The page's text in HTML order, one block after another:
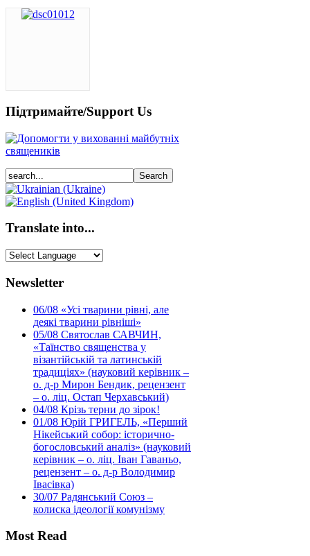
Підтримайте/Support Us
Translate into...
Newsletter
06/08 «Усі тварини рівні, але
деякі тварини рівніші»
05/08 Святослав САВЧИН,
«Таїнство священства у
візантійській та латинській
традиціях» (науковий керівник –
о. д-р Мирон Бендик, рецензент
– о. ліц. Остап Черхавський)
04/08 Крізь терни до зірок!
01/08 Юрій ГРИГЕЛЬ, «Перший
Нікейський собор: історично-
богословський аналіз» (науковий
керівник – о. ліц. Іван Гаваньо,
рецензент – о. д-р Володимир
Івасівка)
30/07 Радянський Союз –
колиска ідеології комунізму
Most Read